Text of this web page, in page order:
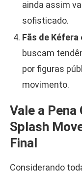
ainda assim
sofisticado.
Fãs de Kéfera
buscam
por figuras
movimento.
Vale a
Splash
Final
Considerando